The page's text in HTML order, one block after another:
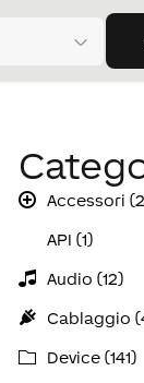
Accessori
API (1)
Audio (12)
Cablaggio
Device (141)